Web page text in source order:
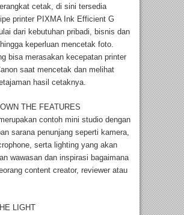
cetak, di sini tersedia
printer PIXMA Ink Efficient G
dari kebutuhan pribadi, bisnis dan
keperluan mencetak foto.
bisa merasakan kecepatan printer
saat mencetak dan melihat
hasil cetaknya.
THE FEATURES
contoh mini studio dengan
sarana penunjang seperti kamera,
serta lighting yang akan
wawasan dan inspirasi bagaimana
content creator, reviewer atau
LIGHT